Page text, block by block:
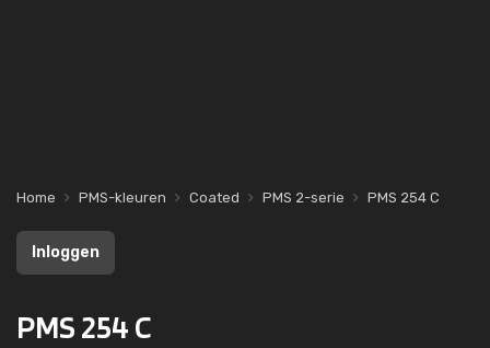
Home PMS-kleuren Coated PMS 2-serie PMS 254 C
Inloggen
PMS 254 C